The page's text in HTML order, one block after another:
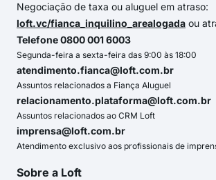
Negociação de taxa ou aluguel em atraso:
loft.vc/fianca_inquilino_arealogada ou
Telefone 0800 001 6003
Segunda-feira a sexta-feira das 9:00 às 18:00
atendimento.fianca@loft.com.br
Assuntos relacionados a Fiança Aluguel
relacionamento.plataforma@loft.com.br
Assuntos relacionados ao CRM Loft
imprensa@loft.com.br
Atendimento exclusivo aos profissionais de
Sobre a Loft